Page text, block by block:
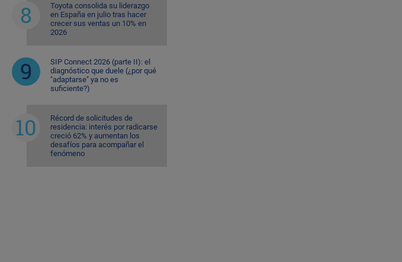
Toyota consolida su liderazgo
en España en julio tras hacer
crecer sus ventas un 10% en
2026
SIP Connect 2026 (parte II): el
diagnóstico que duele (¿por qué
"adaptarse" ya no es
suficiente?)
Récord de solicitudes de
residencia: interés por radicarse
creció 62% y aumentan los
desafíos para acompañar el
fenómeno